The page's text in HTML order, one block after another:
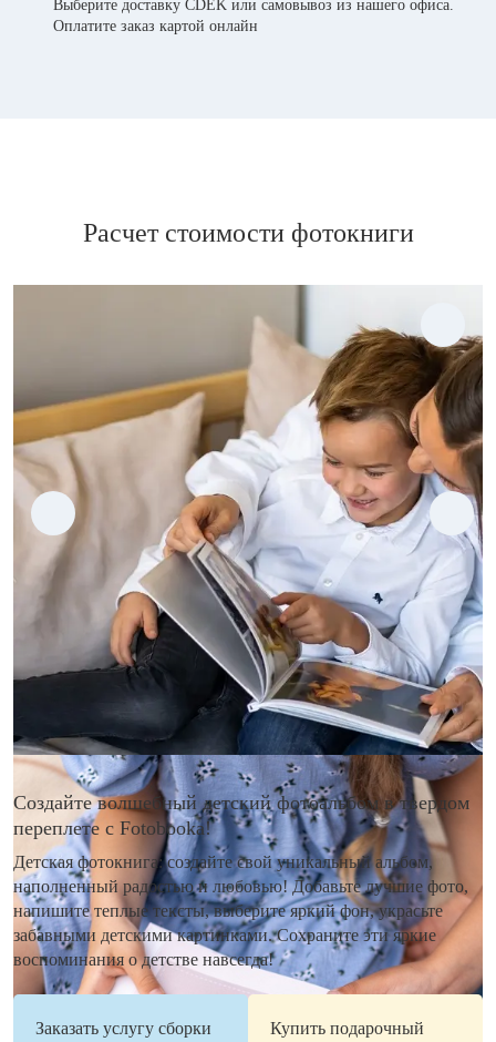
Выберите доставку CDEK или самовывоз из нашего офиса.
Оплатите заказ картой онлайн
Расчет стоимости фотокниги
Создайте волшебный детский фотоальбом в твердом
переплете с Fotobooka!
Детская фотокнига: создайте свой уникальный альбом,
наполненный радостью и любовью! Добавьте лучшие фото,
напишите теплые тексты, выберите яркий фон, украсьте
забавными детскими картинками. Сохраните эти яркие
воспоминания о детстве навсегда!
Заказать услугу сборки
Купить подарочный